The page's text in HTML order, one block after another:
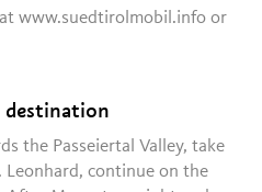
www.suedtirolmobil.info or
the Passeiertal Valley, take
Leonhard, continue on the